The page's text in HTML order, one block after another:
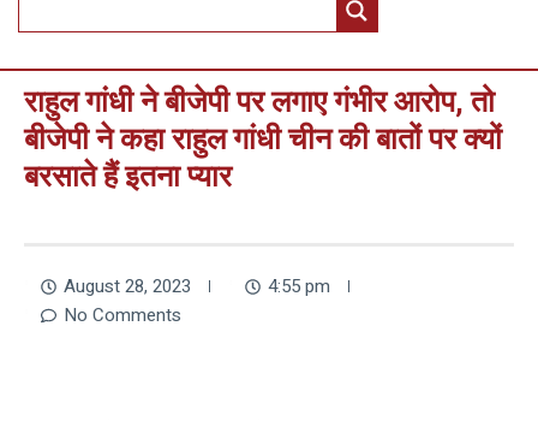
राहुल गांधी ने बीजेपी पर लगाए गंभीर आरोप, तो
बीजेपी ने कहा राहुल गांधी चीन की बातों पर क्यों
बरसाते हैं इतना प्यार
August 28, 2023
4:55 pm
No Comments